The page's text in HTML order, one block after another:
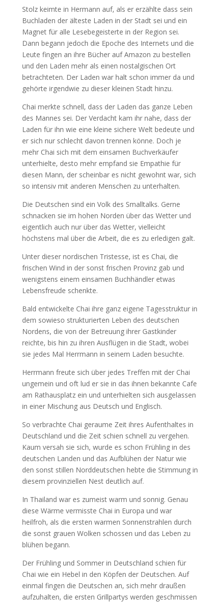
Stolz keimte in Hermann auf, als er erzählte dass sein
Buchladen der älteste Laden in der Stadt sei und ein
Magnet für alle Lesebegeisterte in der Region sei.
Dann begann jedoch die Epoche des Internets und die
Leute fingen an ihre Bücher auf Amazon zu bestellen
und den Laden mehr als einen nostalgischen Ort
betrachteten. Der Laden war halt schon immer da und
gehörte irgendwie zu dieser kleinen Stadt hinzu.
Chai merkte schnell, dass der Laden das ganze Leben
des Mannes sei. Der Verdacht kam ihr nahe, dass der
Laden für ihn wie eine kleine sichere Welt bedeute und
er sich nur schlecht davon trennen könne. Doch je
mehr Chai sich mit dem einsamen Buchverkäufer
unterhielte, desto mehr empfand sie Empathie für
diesen Mann, der scheinbar es nicht gewohnt war, sich
so intensiv mit anderen Menschen zu unterhalten.
Die Deutschen sind ein Volk des Smalltalks. Gerne
schnacken sie im hohen Norden über das Wetter und
eigentlich auch nur über das Wetter, vielleicht
höchstens mal über die Arbeit, die es zu erledigen galt.
Unter dieser nordischen Tristesse, ist es Chai, die
frischen Wind in der sonst frischen Provinz gab und
wenigstens einem einsamen Buchhändler etwas
Lebensfreude schenkte.
Bald entwickelte Chai ihre ganz eigene Tagesstruktur in
dem sowieso strukturierten Leben des deutschen
Nordens, die von der Betreuung ihrer Gastkinder
reichte, bis hin zu ihren Ausflügen in die Stadt, wobei
sie jedes Mal Herrmann in seinem Laden besuchte.
Herrmann freute sich über jedes Treffen mit der Chai
ungemein und oft lud er sie in das ihnen bekannte Cafe
am Rathausplatz ein und unterhielten sich ausgelassen
in einer Mischung aus Deutsch und Englisch.
So verbrachte Chai geraume Zeit ihres Aufenthaltes in
Deutschland und die Zeit schien schnell zu vergehen.
Kaum versah sie sich, wurde es schon Frühling in des
deutschen Landen und das Aufblühen der Natur wie
den sonst stillen Norddeutschen hebte die Stimmung in
diesem provinziellen Nest deutlich auf.
In Thailand war es zumeist warm und sonnig. Genau
diese Wärme vermisste Chai in Europa und war
heilfroh, als die ersten warmen Sonnenstrahlen durch
die sonst grauen Wolken schossen und das Leben zu
blühen begann.
Der Frühling und Sommer in Deutschland schien für
Chai wie ein Hebel in den Köpfen der Deutschen. Auf
einmal fingen die Deutschen an, sich mehr draußen
aufzuhalten, die ersten Grillpartys werden geschmissen